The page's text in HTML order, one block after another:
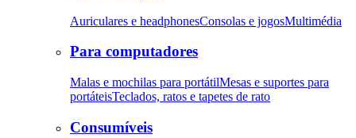
Auriculares e headphonesConsolas e jogosMultimédia
Para computadores
Malas e mochilas para portátilMesas e suportes para
portáteisTeclados, ratos e tapetes de rato
Consumíveis